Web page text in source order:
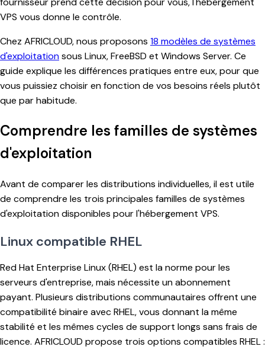
VPS vous donne le contrôle.
Chez AFRICLOUD, nous proposons 18 modèles de systèmes
d'exploitationsous Linux, FreeBSD et Windows Server. Ce
guide explique les différences pratiques entre eux, pour que
vous puissiez choisir en fonction de vos besoins réels plutôt
que par habitude.
Comprendre les familles de systèmes
d'exploitation
Avant de comparer les distributions individuelles, il est utile
de comprendre les trois principales familles de systèmes
d'exploitation disponibles pour l'hébergement VPS.
Linux compatible RHEL
Red Hat Enterprise Linux (RHEL) est la norme pour les
serveurs d'entreprise, mais nécessite un abonnement
payant. Plusieurs distributions communautaires offrent une
compatibilité binaire avec RHEL, vous donnant la même
stabilité et les mêmes cycles de support longs sans frais de
licence. AFRICLOUD propose trois options compatibles RHEL :